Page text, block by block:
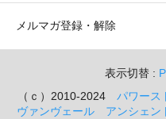
メルマガ登録・解除
表示切替 :
（ｃ）2010-2024 パワース
ヴァンヴェール アンシェ